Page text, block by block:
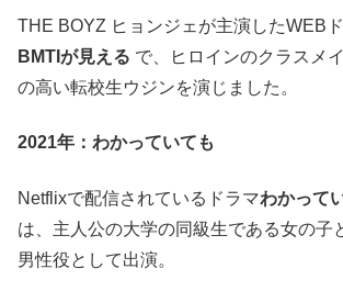
THE BOYZ ヒョンジェが主演したWEB
BMTIが見える で、ヒロインのクラスメ
の高い転校生ウジンを演じました。
2021年：わかっていても
Netflixで配信されているドラマわかって
は、主人公の大学の同級生である女の子
男性役として出演。